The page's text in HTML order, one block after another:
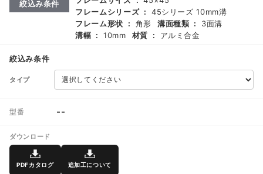
絞込み条件
フレームシリーズ :
45シリーズ 10mm溝
フレーム形状
: 角形 溝面種類 :
3面溝
溝幅 : 10mm 材質 : アルミ合金
絞込み条件
タイプ
型番 --
ダウンロード
PDFカタログ 追加工について